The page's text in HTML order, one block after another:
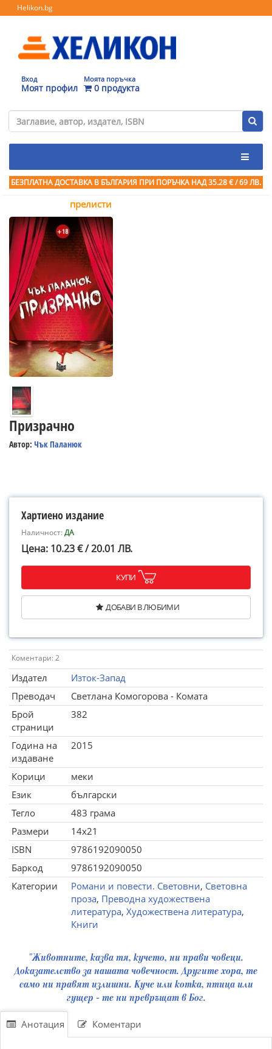
Helikon.bg
Вход
Моят профил
Моята поръчка
0 продукта
БЕЗПЛАТНА ДОСТАВКА В БЪЛГАРИЯ ПРИ ПОРЪЧКА НАД 35.28 € / 69 ЛВ.
прелисти
Призрачно
Автор: Чък Паланюк
Хартиено издание
Наличност:ДА
Цена: 10.23 € / 20.01 ЛВ.
КУПИ
ДОБАВИ В ЛЮБИМИ
Коментари: 2
Издател
Изток-Запад
Преводач
Светлана Комогорова - Комата
Брой
страници
382
Година на
издаване
2015
Корици
меки
Език
български
Тегло
483 грама
Размери
14x21
ISBN
9786192090050
Баркод
9786192090050
Категории
Романи и повести. Световни, Световна
проза, Преводна художествена
литература, Художествена литература,
Книги
"Животните, казва тя, кучето, ни прави човеци.
Доказателство за нашата човечност. Другите хора, те
само ни правят излишни. Куче или котка, птица или
гущер - те ни превръщат в Бог.
Анотация Коментари